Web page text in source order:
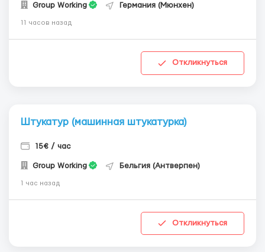
Group Working Германия (Мюнхен)
11 часов назад
Откликнуться
Штукатур (машинная штукатурка)
15€ / час
Group Working Бельгия (Антверпен)
1 час назад
Откликнуться